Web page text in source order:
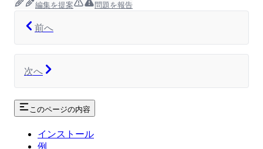
編集を提案 問題を報告
前へ
次へ
このページの内容
インストール
例